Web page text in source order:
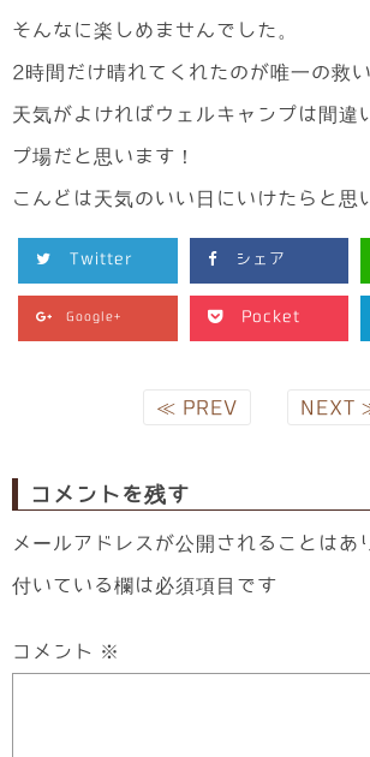
そんなに楽しめませんでした。
2時間だけ晴れてくれたのが唯一の救い
天気がよければウェルキャンプは間違
プ場だと思います！
こんどは天気のいい日にいけたらと思
Twitter シェア
Google+ Pocket
≪ PREV NEXT
コメントを残す
メールアドレスが公開されることはあ
付いている欄は必須項目です
コメント ※